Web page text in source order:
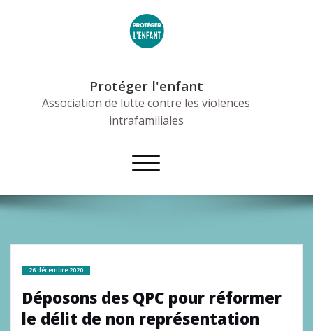
Protéger l'enfant
Association de lutte contre les violences
intrafamiliales
Afficher/masquer
la
26 décembre 2020
Déposons des QPC pour réformer
le délit de non représentation